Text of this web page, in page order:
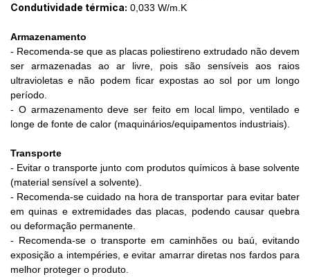
Condutividade térmica: 0,033 W/m.K
Armazenamento
- Recomenda-se que as placas poliestireno extrudado não devem
ser armazenadas ao ar livre, pois são sensíveis aos raios
ultravioletas e não podem ficar expostas ao sol por um longo
período.
- O armazenamento deve ser feito em local limpo, ventilado e
longe de fonte de calor (maquinários/equipamentos industriais).
Transporte
- Evitar o transporte junto com produtos químicos à base solvente
(material sensível a solvente).
- Recomenda-se cuidado na hora de transportar para evitar bater
em quinas e extremidades das placas, podendo causar quebra
ou deformação permanente.
- Recomenda-se o transporte em caminhões ou baú, evitando
exposição a intempéries, e evitar amarrar diretas nos fardos para
melhor proteger o produto.